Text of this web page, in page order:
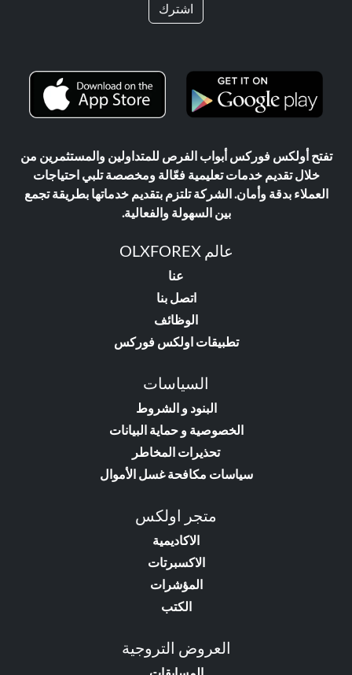
اشترك
تفتح أولكس فوركس أبواب الفرص للمتداولين والمستثمرين من
خلال تقديم خدمات تعليمية فعّالة ومخصصة تلبي احتياجات
العملاء بدقة وأمان. الشركة تلتزم بتقديم خدماتها بطريقة تجمع
بين السهولة والفعالية.
عالم OLXFOREX
عنا
اتصل بنا
الوظائف
تطبيقات اولكس فوركس
السياسات
البنود و الشروط
الخصوصية و حماية البيانات
تحذيرات المخاطر
سياسات مكافحة غسل الأموال
متجر اولكس
الاكاديمية
الاكسبرتات
المؤشرات
الكتب
العروض التروجية